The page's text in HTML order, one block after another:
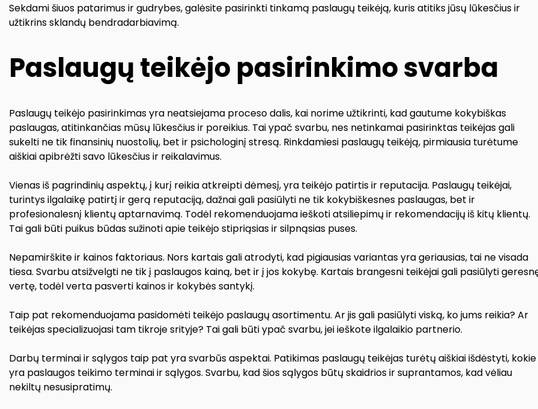
Sekdami šiuos patarimus ir gudrybes, galėsite pasirinkti tinkamą paslaugų teikėją, kuris atitiks jūsų lūkesčius ir
užtikrins sklandų bendradarbiavimą.
Paslaugų teikėjo pasirinkimo svarba
Paslaugų teikėjo pasirinkimas yra neatsiejama proceso dalis, kai norime užtikrinti, kad gautume kokybiškas
paslaugas, atitinkančias mūsų lūkesčius ir poreikius. Tai ypač svarbu, nes netinkamai pasirinktas teikėjas gali
sukelti ne tik finansinių nuostolių, bet ir psichologinį stresą. Rinkdamiesi paslaugų teikėją, pirmiausia turėtume
aiškiai apibrėžti savo lūkesčius ir reikalavimus.
Vienas iš pagrindinių aspektų, į kurį reikia atkreipti dėmesį, yra teikėjo patirtis ir reputacija. Paslaugų teikėjai,
turintys ilgalaikę patirtį ir gerą reputaciją, dažnai gali pasiūlyti ne tik kokybiškesnes paslaugas, bet ir
profesionalesnį klientų aptarnavimą. Todėl rekomenduojama ieškoti atsiliepimų ir rekomendacijų iš kitų klientų.
Tai gali būti puikus būdas sužinoti apie teikėjo stipriąsias ir silpnąsias puses.
Nepamirškite ir kainos faktoriaus. Nors kartais gali atrodyti, kad pigiausias variantas yra geriausias, tai ne visada
tiesa. Svarbu atsižvelgti ne tik į paslaugos kainą, bet ir į jos kokybę. Kartais brangesni teikėjai gali pasiūlyti
vertę, todėl verta pasverti kainos ir kokybės santykį.
Taip pat rekomenduojama pasidomėti teikėjo paslaugų asortimentu. Ar jis gali pasiūlyti viską, ko jums reikia? Ar
teikėjas specializuojasi tam tikroje srityje? Tai gali būti ypač svarbu, jei ieškote ilgalaikio partnerio.
Darbų terminai ir sąlygos taip pat yra svarbūs aspektai. Patikimas paslaugų teikėjas turėtų aiškiai išdėstyti, kokie
yra paslaugos teikimo terminai ir sąlygos. Svarbu, kad šios sąlygos būtų skaidrios ir suprantamos, kad vėliau
nekiltų nesusipratimų.